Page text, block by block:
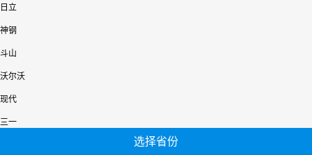
日立
神钢
斗山
沃尔沃
现代
三一
选择省份